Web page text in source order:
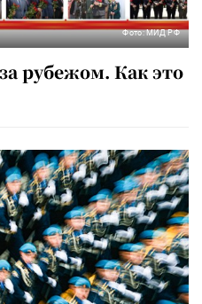
Фото: МИД РФ
рубежом. Как это